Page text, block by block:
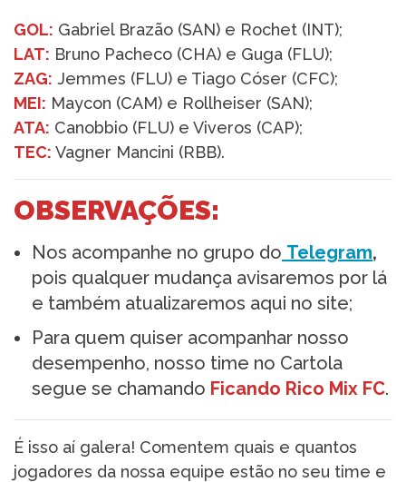
GOL: Gabriel Brazão (SAN) e Rochet (INT);
LAT: Bruno Pacheco (CHA) e Guga (FLU);
ZAG: Jemmes (FLU) e Tiago Cóser (CFC);
MEI: Maycon (CAM) e Rollheiser (SAN);
ATA: Canobbio (FLU) e Viveros (CAP);
TEC: Vagner Mancini (RBB).
OBSERVAÇÕES:
Nos acompanhe no grupo do Telegram,
pois qualquer mudança avisaremos por lá
e também atualizaremos aqui no site;
Para quem quiser acompanhar nosso
desempenho, nosso time no Cartola
segue se chamando Ficando Rico Mix FC.
É isso aí galera! Comentem quais e quantos
jogadores da nossa equipe estão no seu time e